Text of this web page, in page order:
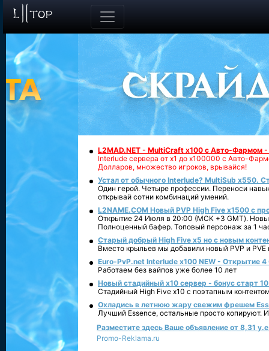
L2MAD.NET - MultiCraft x100 с Авто-Фармом
Interlude сервера от х1 до х100000 с Авто-
Долларов, множество игроков, врывайся!
Устал от обычного Interlude? MultiSub x550.
Один герой. Четыре профессии. Переноси
открывай сотни комбинаций умений.
L2NAME.COM Новый PVP High Five x1500 с
Открытие 24 Июля в 20:00 (МСК +3 GMT).
Полноценный бафер. Топовый персонаж за 1
Старый добрый High Five x5 но с новым
Вместо крыльев мы добавили новый PVP и PVE
Euro-PvP.net Interlude х100 NEW - Открытие 4
Работаем без вайпов уже более 10 лет
Новый стадийный х10 сервер - бонус старт
Стадийный High Five x10 с поэтапным
Охладись в летнюю жару свежим фрешем
Лучший Essence, остальные просто копируют.
Разместите здесь Ваше объявление от 8,31
Promo-Reklama.ru